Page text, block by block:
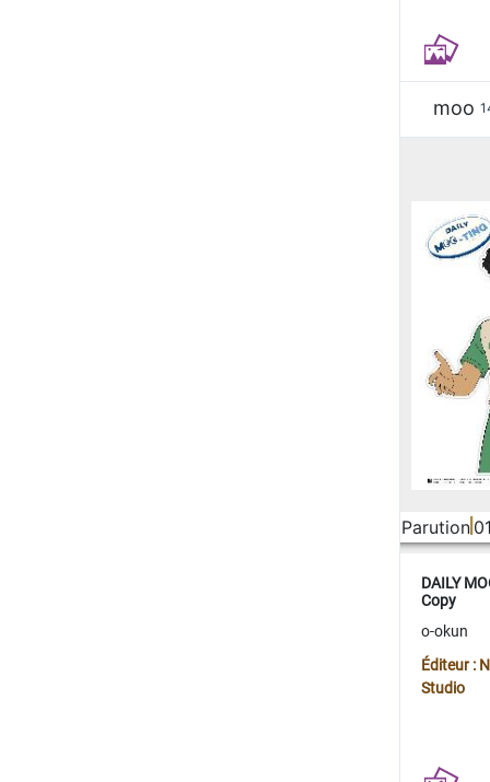
moo
Parution
DAILY
Copy
o-okun
Éditeur :
Studio